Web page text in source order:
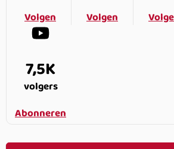
Volgen
Volgen
7,5K
volgers
Abonneren